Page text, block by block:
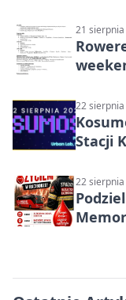
21
22
Stacji
22